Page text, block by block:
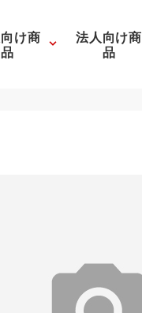
け商
品
法人向け商
品